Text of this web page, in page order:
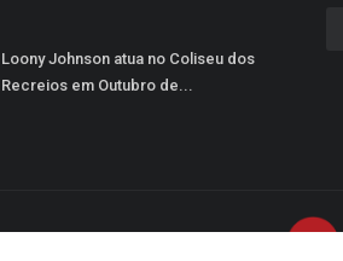
Loony Johnson atua no Coliseu dos
Recreios em Outubro de...